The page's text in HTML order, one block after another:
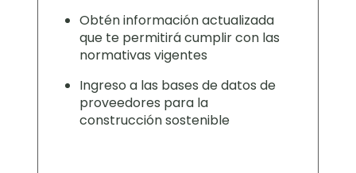
Obtén información actualizada
que te permitirá cumplir con las
normativas vigentes
Ingreso a las bases de datos de
proveedores para la
construcción sostenible